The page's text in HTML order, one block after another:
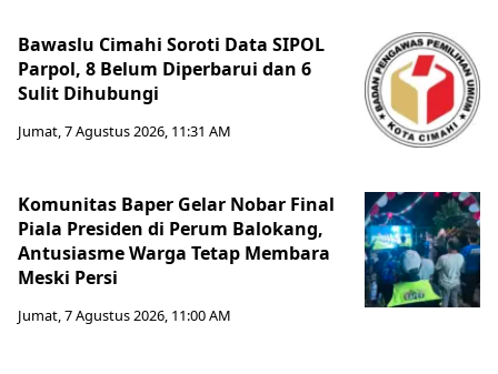
Bawaslu Cimahi Soroti Data SIPOL
Parpol, 8 Belum Diperbarui dan 6
Sulit Dihubungi
Jumat, 7 Agustus 2026, 11:31 AM
Komunitas Baper Gelar Nobar Final
Piala Presiden di Perum Balokang,
Antusiasme Warga Tetap Membara
Meski Persi
Jumat, 7 Agustus 2026, 11:00 AM